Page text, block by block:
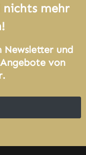
mehr
Newsletter und
von